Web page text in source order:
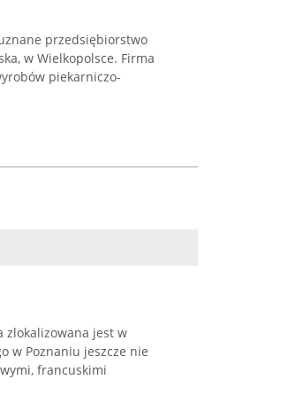
przedsiębiorstwo
w Wielkopolsce. Firma
piekarniczo-
zlokalizowana jest w
w Poznaniu jeszcze nie
francuskimi